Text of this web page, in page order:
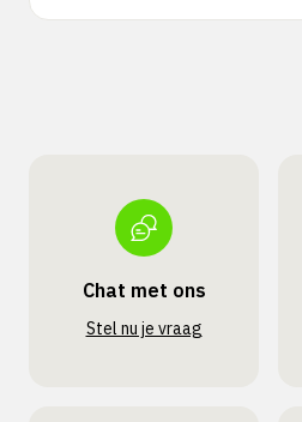
Chat met ons
Stel nu je vraag